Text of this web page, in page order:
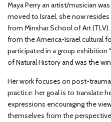
Maya Perry an artist/musician
moved to Israel, she now resides
from Minshar School of Art
from the America-Israel cultural
participated in a group exhibition
of Natural History and was the
Her work focuses on post-
practice: her goal is to translate
expressions encouraging the
themselves from the